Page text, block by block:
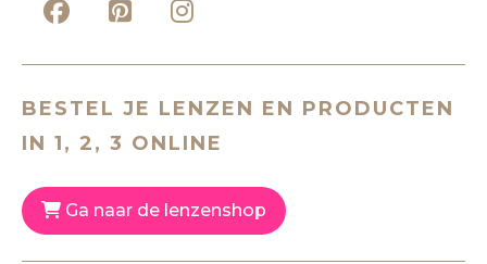
BESTEL JE LENZEN EN PRODUCTEN
IN 1, 2, 3 ONLINE
Ga naar de lenzenshop